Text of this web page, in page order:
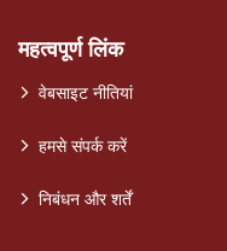
महत्वपूर्ण लिंक
वेबसाइट नीतियां
हमसे संपर्क करें
निबंधन और शर्तें